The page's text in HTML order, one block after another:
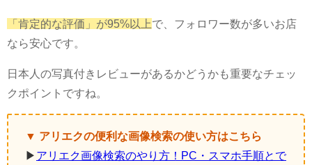
「肯定的な評価」が95%以上で、フォロワー数が多いお店
なら安心です。
日本人の写真付きレビューがあるかどうかも重要なチェッ
クポイントですね。
▼ アリエクの便利な画像検索の使い方はこちら
▶ アリエク画像検索のやり方！PC・スマホ手順とで